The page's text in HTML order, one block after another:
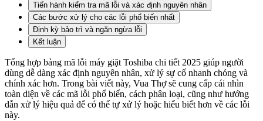
Tiến hành kiểm tra mã lỗi và xác định nguyên nhân
Các bước xử lý cho các lỗi phổ biến nhất
Định kỳ bảo trì và ngăn ngừa lỗi
Kết luận
Tổng hợp bảng mã lỗi máy giặt Toshiba chi tiết 2025 giúp người
dùng dễ dàng xác định nguyên nhân, xử lý sự cố nhanh chóng và
chính xác hơn. Trong bài viết này, Vua Thợ sẽ cung cấp cái nhìn
toàn diện về các mã lỗi phổ biến, cách phân loại, cũng như hướng
dẫn xử lý hiệu quả để có thể tự xử lý hoặc hiểu biết hơn về các lỗi
này.